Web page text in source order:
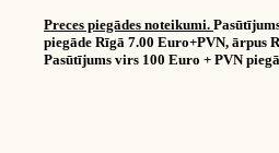
Preces piegādes noteikumi.
piegāde Rīgā 7.00 Euro+PVN, ārpus
Pasūtījums virs 100 Euro + PVN